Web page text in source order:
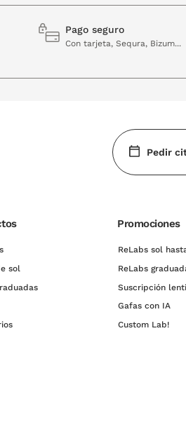
Pago seguro
Con tarjeta, Sequra, Bizum...
Pedir
sol
Promociones
ReLabs sol
ReLabs
Suscripción
Gafas con IA
Custom Lab!